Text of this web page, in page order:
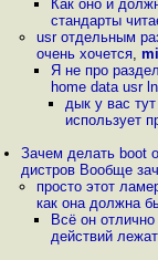
Как оно и
стандарты
usr отдельным
очень хочется,
Я не про
home data usr ln
дык у вас
использует
Зачем делать boot
дистров Вообще зач
просто этот
как она должна
Всё он
действий